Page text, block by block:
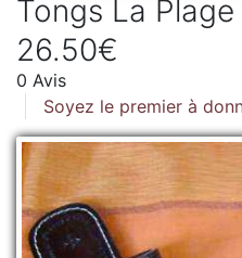
Tongs La Plage
26.50€
0 Avis
Soyez le premier à